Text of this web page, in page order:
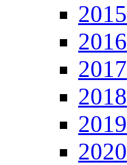
2015
2016
2017
2018
2019
2020